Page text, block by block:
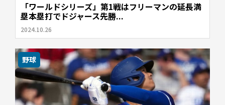
「ワールドシリーズ」第1戦はフリーマンの延長満
塁本塁打でドジャース先勝...
2024.10.26
野球